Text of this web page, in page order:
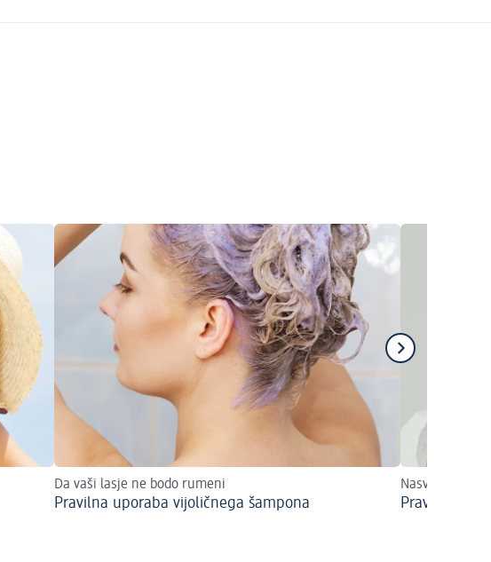
Da vaši lasje ne bodo rumeni
Pravilna uporaba vijoličnega šampona
Nasveti za
Pravilna